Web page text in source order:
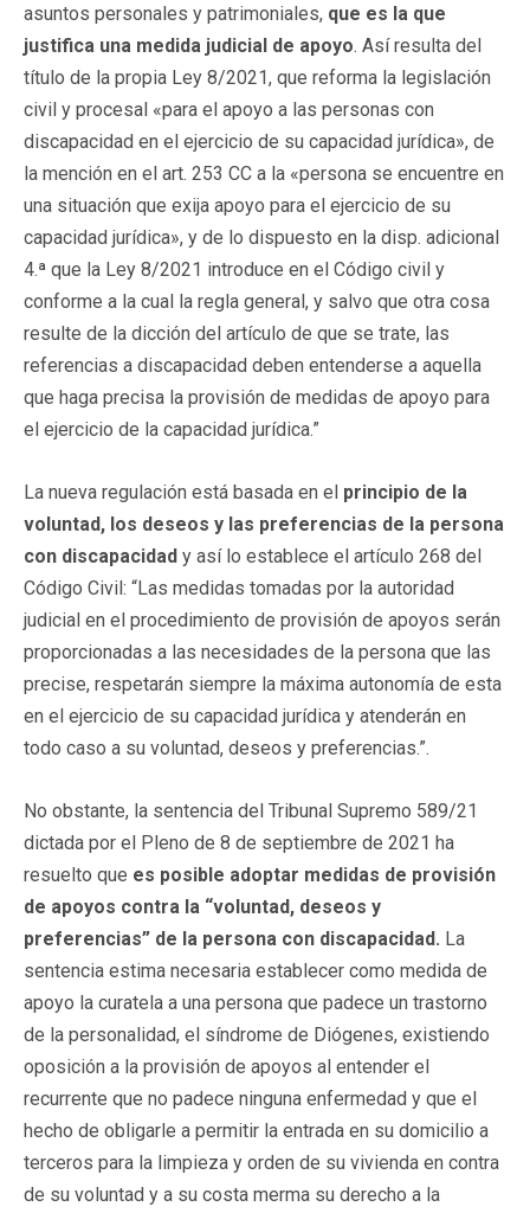
asuntos personales y patrimoniales, que es la que
justifica una medida judicial de apoyo. Así resulta del
título de la propia Ley 8/2021, que reforma la legislación
civil y procesal «para el apoyo a las personas con
discapacidad en el ejercicio de su capacidad jurídica», de
la mención en el art. 253 CC a la «persona se encuentre en
una situación que exija apoyo para el ejercicio de su
capacidad jurídica», y de lo dispuesto en la disp. adicional
4.ª que la Ley 8/2021 introduce en el Código civil y
conforme a la cual la regla general, y salvo que otra cosa
resulte de la dicción del artículo de que se trate, las
referencias a discapacidad deben entenderse a aquella
que haga precisa la provisión de medidas de apoyo para
el ejercicio de la capacidad jurídica.”
La nueva regulación está basada en el principio de la
voluntad, los deseos y las preferencias de la persona
con discapacidad y así lo establece el artículo 268 del
Código Civil: “Las medidas tomadas por la autoridad
judicial en el procedimiento de provisión de apoyos serán
proporcionadas a las necesidades de la persona que las
precise, respetarán siempre la máxima autonomía de esta
en el ejercicio de su capacidad jurídica y atenderán en
todo caso a su voluntad, deseos y preferencias.”.
No obstante, la sentencia del Tribunal Supremo 589/21
dictada por el Pleno de 8 de septiembre de 2021 ha
resuelto que es posible adoptar medidas de provisión
de apoyos contra la “voluntad, deseos y
preferencias” de la persona con discapacidad. La
sentencia estima necesaria establecer como medida de
apoyo la curatela a una persona que padece un trastorno
de la personalidad, el síndrome de Diógenes, existiendo
oposición a la provisión de apoyos al entender el
recurrente que no padece ninguna enfermedad y que el
hecho de obligarle a permitir la entrada en su domicilio a
terceros para la limpieza y orden de su vivienda en contra
de su voluntad y a su costa merma su derecho a la